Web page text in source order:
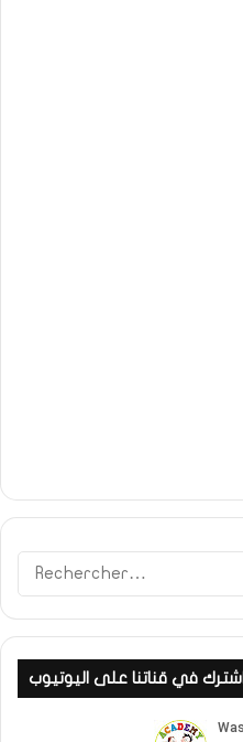
اشترك في قناتنا على اليوتيوب